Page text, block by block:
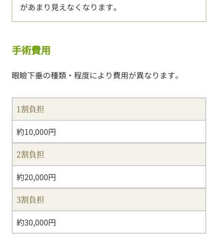
があまり見えなくなります。
手術費用
眼瞼下垂の種類・程度により費用が異なります。
1割負担
約10,000円
2割負担
約20,000円
3割負担
約30,000円